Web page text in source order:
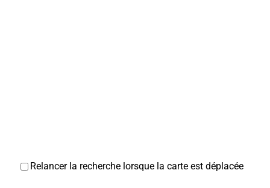
Relancer la recherche lorsque la carte est déplacée